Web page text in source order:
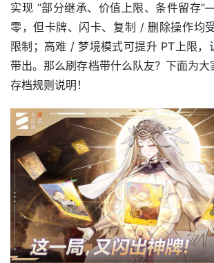
实现 “部分继承、价值上限、条件留存
零，但卡牌、闪卡、复制 / 删除操作均
限制；高难 / 梦境模式可提升 PT上限，
带出。那么刷存档带什么队友？下面为
存档规则说明！